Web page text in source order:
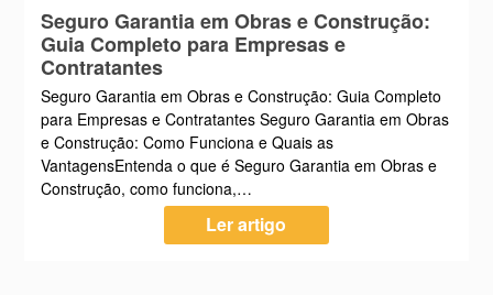
Seguro Garantia em Obras e Construção:
Guia Completo para Empresas e
Contratantes
Seguro Garantia em Obras e Construção: Guia Completo
para Empresas e Contratantes Seguro Garantia em Obras
e Construção: Como Funciona e Quais as
VantagensEntenda o que é Seguro Garantia em Obras e
Construção, como funciona,…
Ler artigo